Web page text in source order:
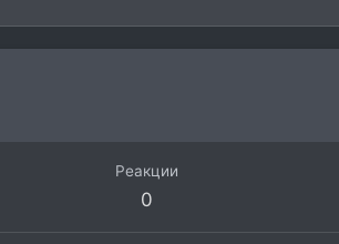
Реакции
0